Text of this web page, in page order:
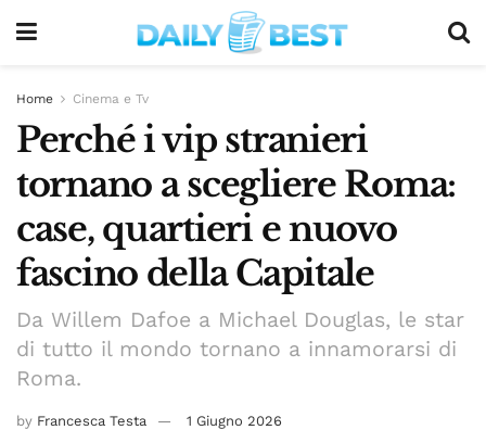
Home Cinema e Tv
Perché i vip stranieri
tornano a scegliere Roma:
case, quartieri e nuovo
fascino della Capitale
Da Willem Dafoe a Michael Douglas, le star
di tutto il mondo tornano a innamorarsi di
Roma.
by Francesca Testa 1 Giugno 2026